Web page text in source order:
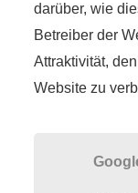
darüber, wie
Betreiber der
Attraktivität,
Website zu